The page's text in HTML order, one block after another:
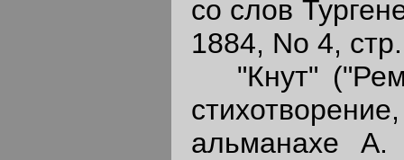
со слов
1884, No 4,
"Кнут"
альманахе